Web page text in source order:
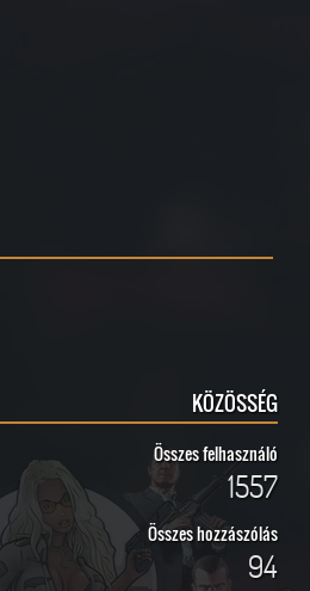
KÖZÖSSÉG
Összes felhasználó
1557
Összes hozzászólás
94